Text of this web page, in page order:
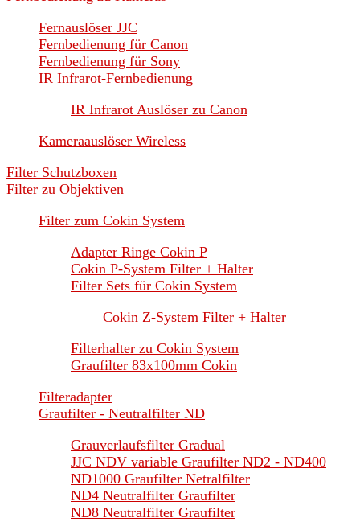
Fernauslöser JJC
Fernbedienung für Canon
Fernbedienung für Sony
IR Infrarot-Fernbedienung
IR Infrarot Auslöser zu Canon
Kameraauslöser Wireless
Filter Schutzboxen
Filter zu Objektiven
Filter zum Cokin System
Adapter Ringe Cokin P
Cokin P-System Filter + Halter
Filter Sets für Cokin System
Cokin Z-System Filter + Halter
Filterhalter zu Cokin System
Graufilter 83x100mm Cokin
Filteradapter
Graufilter - Neutralfilter ND
Grauverlaufsfilter Gradual
JJC NDV variable Graufilter ND2 - ND400
ND1000 Graufilter Netralfilter
ND4 Neutralfilter Graufilter
ND8 Neutralfilter Graufilter